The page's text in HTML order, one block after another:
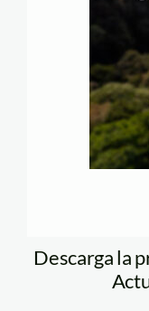
Descarga la